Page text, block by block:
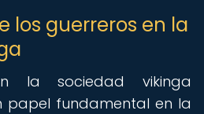
los guerreros en la
la sociedad vikinga
papel fundamental en la